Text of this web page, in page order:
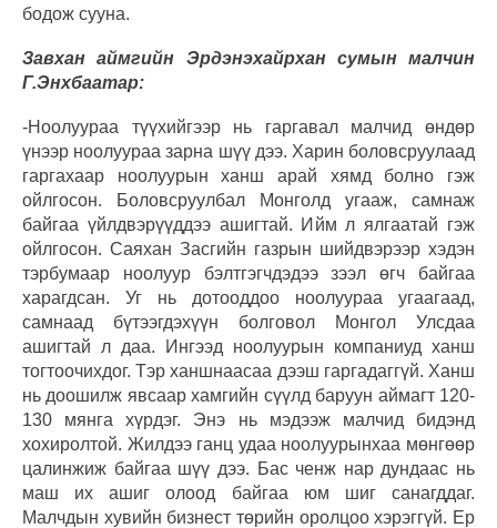
бодож сууна.
Завхан аймгийн Эрдэнэхайрхан сумын малчин
Г.Энхбаатар:
-Ноолуураа түүхийгээр нь гаргавал малчид өндөр
үнээр ноолуураа зарна шүү дээ. Харин боловсруулаад
гаргахаар ноолуурын ханш арай хямд болно гэж
ойлгосон. Боловсруулбал Монголд угааж, самнаж
байгаа үйлдвэрүүддээ ашигтай. Ийм л ялгаатай гэж
ойлгосон. Саяхан Засгийн газрын шийдвэрээр хэдэн
тэрбумаар ноолуур бэлтгэгчдэдээ зээл өгч байгаа
харагдсан. Уг нь дотооддоо ноолуураа угаагаад,
самнаад бүтээгдэхүүн болговол Монгол Улсдаа
ашигтай л даа. Ингээд ноолуурын компаниуд ханш
тогтоочихдог. Тэр ханшнаасаа дээш гаргадаггүй. Ханш
нь доошилж явсаар хамгийн сүүлд баруун аймагт 120-
130 мянга хүрдэг. Энэ нь мэдээж малчид бидэнд
хохиролтой. Жилдээ ганц удаа ноолуурынхаа мөнгөөр
цалинжиж байгаа шүү дээ. Бас ченж нар дундаас нь
маш их ашиг олоод байгаа юм шиг санагддаг.
Малчдын хувийн бизнест төрийн оролцоо хэрэггүй. Ер